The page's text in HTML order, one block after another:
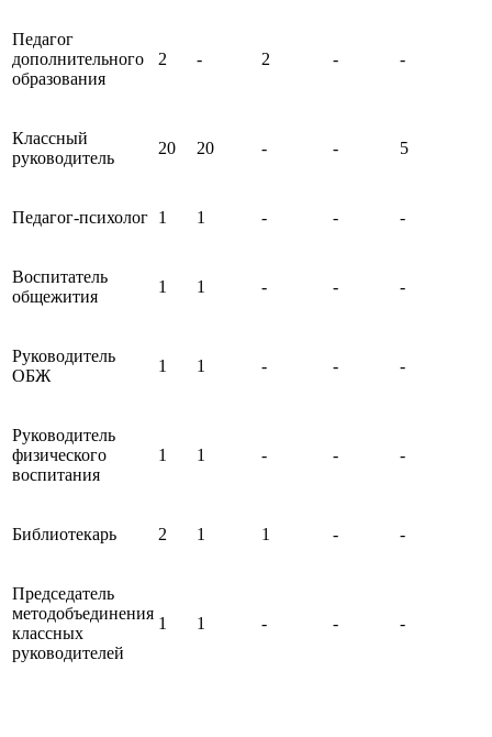
Педагог
дополнительного
образования
2 - 2 - -
Классный
руководитель
20 20 - - 5
Педагог-психолог 1 1 - - -
Воспитатель
общежития
1 1 - - -
Руководитель
ОБЖ
1 1 - - -
Руководитель
физического
воспитания
1 1 - - -
Библиотекарь 2 1 1 - -
Председатель
методобъединения
классных
руководителей
1 1 - - -